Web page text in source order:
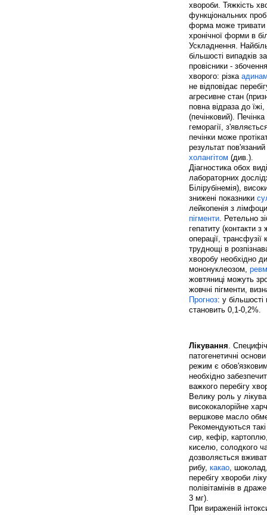
хвороби. Тяжкість
функціональних
форма може тривати
хронічної форми в
Ускладнення.
більшості випадків
провісники -
хворого: різка
не відповідає
агресивне стан
повна відраза до
(печінковий).
геморагії,
печінки може
результат
холангітом (див.).
Діагностика обох
лабораторних
Білірубінемія),
знижені показники
лейкопенія з
пігменти. Ретельно
гепатиту (контакти
операції, трансфузії
труднощі в
хворобу необхідно
мононуклеозом,
жовтяниці можуть
жовчні пігменти,
Прогноз: у
становить 0,1-0,2%.
Лікування.
патогенетичні
режим є
необхідно
важкого перебігу
Велику роль у
висококалорійне
вершкове масло
Рекомендуються
сир, кефір,
киселю, солодкого
дозволяється
рибу, какао,
перебігу хвороби
полівітамінів в
3 мг).
При вираженій